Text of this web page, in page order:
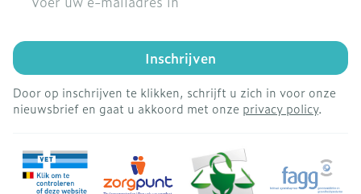
Inschrijven
Door op inschrijven te klikken, schrijft u zich in voor onze
nieuwsbrief en gaat u akkoord met onze privacy policy.